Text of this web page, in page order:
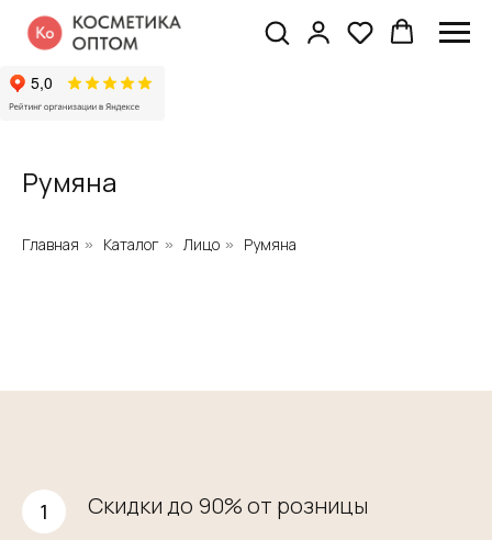
Румяна
Главная » Каталог » Лицо » Румяна
Скидки до 90% от розницы